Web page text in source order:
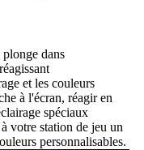
dans
et les couleurs
à l'écran, réagir en
spéciaux
votre station de jeu un
personnalisables.